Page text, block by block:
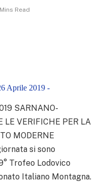
Read
Aprile 2019 -
SARNANO-
LE VERIFICHE PER LA
MODERNE
si sono
Trofeo Lodovico
Italiano Montagna.